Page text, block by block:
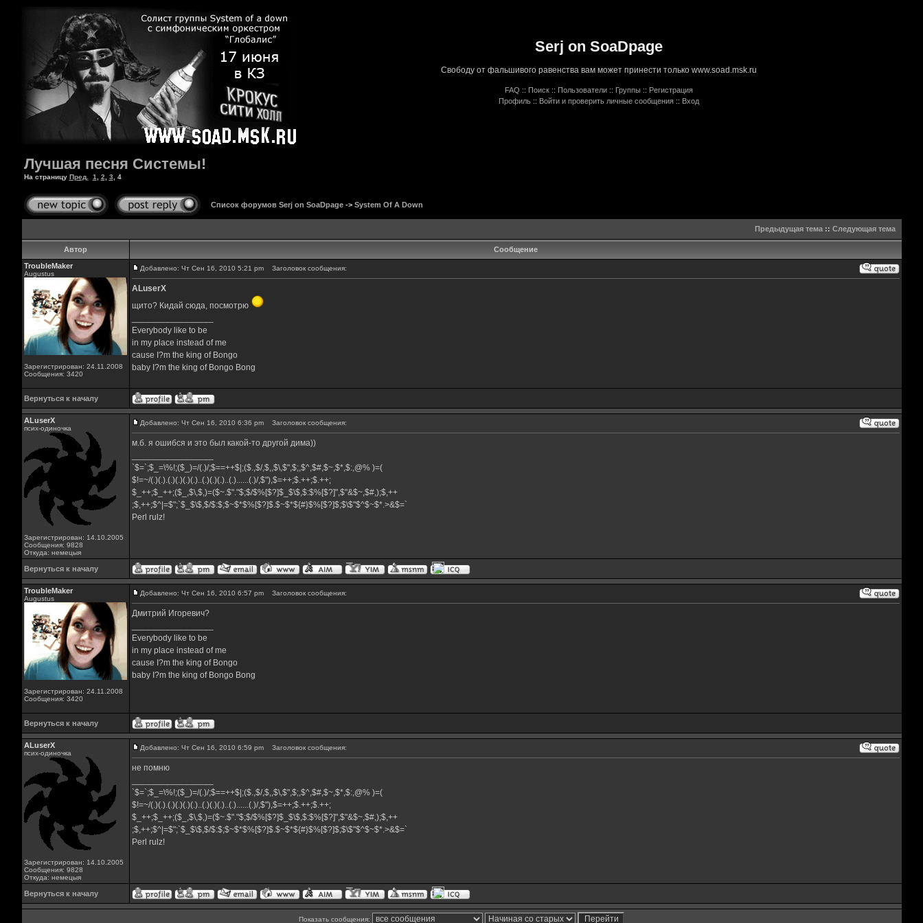
Serj on SoaDpage
Свободу от фальшивого равенства вам может принести только www.soad.msk.ru
FAQ :: Поиск :: Пользователи :: Группы :: Регистрация
Профиль :: Войти и проверить личные сообщения :: Вход
Лучшая песня Системы!
На страницу Пред. 1 2 3 4
Список форумов Serj on SoaDpage-> System Of A Down
Предыдущая тема:: Следующая тема
Автор
Сообщение
TroubleMaker
Augustus
Зарегистрирован: 24.11.2008
Сообщения: 3420
Добавлено: Чт Сен 16, 2010 5:21 pm Заголовок сообщения:
ALuserX
щито? Кидай сюда, посмотрю
Everybody like to be
in my place instead of me
cause I?m the king of Bongo
baby I?m the king of Bongo Bong
Вернуться к началу
ALuserX
псих-одиночка
Зарегистрирован: 14.10.2005
Сообщения: 9828
Откуда: немецыя
Добавлено: Чт Сен 16, 2010 6:36 pm Заголовок сообщения:
м.б. я ошибся и это был какой-то другой дима))
`$=`;$_=\%!;($_)=/(.)/;$==++$|;($.,$/,$,,$\,$",$;,$^,$#,$~,$*,$:,@% )=(
$!=~/(.)(.).(.)(.)(.)(.)..(.)(.)(.)..(.)......(.)/,$"),$=++;$.++;$.++;
$_++;$_++;($_,$\,$,)=($~.$"."$;$/$%[$?]$_$\$,$:$%[$?]",$"&$~,$#,);$,++
;$,++;$^|=$";`$_$\$,$/$:$;$~$*$%[$?]$.$~$*${#}$%[$?]$;$\$"$^$~$*.>&$=`
Perl rulz!
Вернуться к началу
TroubleMaker
Augustus
Зарегистрирован: 24.11.2008
Сообщения: 3420
Добавлено: Чт Сен 16, 2010 6:57 pm Заголовок сообщения:
Дмитрий Игоревич?
Everybody like to be
in my place instead of me
cause I?m the king of Bongo
baby I?m the king of Bongo Bong
Вернуться к началу
ALuserX
псих-одиночка
Зарегистрирован: 14.10.2005
Сообщения: 9828
Откуда: немецыя
Добавлено: Чт Сен 16, 2010 6:59 pm Заголовок сообщения:
не помню
`$=`;$_=\%!;($_)=/(.)/;$==++$|;($.,$/,$,,$\,$",$;,$^,$#,$~,$*,$:,@% )=(
$!=~/(.)(.).(.)(.)(.)(.)..(.)(.)(.)..(.)......(.)/,$"),$=++;$.++;$.++;
$_++;$_++;($_,$\,$,)=($~.$"."$;$/$%[$?]$_$\$,$:$%[$?]",$"&$~,$#,);$,++
;$,++;$^|=$";`$_$\$,$/$:$;$~$*$%[$?]$.$~$*${#}$%[$?]$;$\$"$^$~$*.>&$=`
Perl rulz!
Вернуться к началу
Показать сообщения: